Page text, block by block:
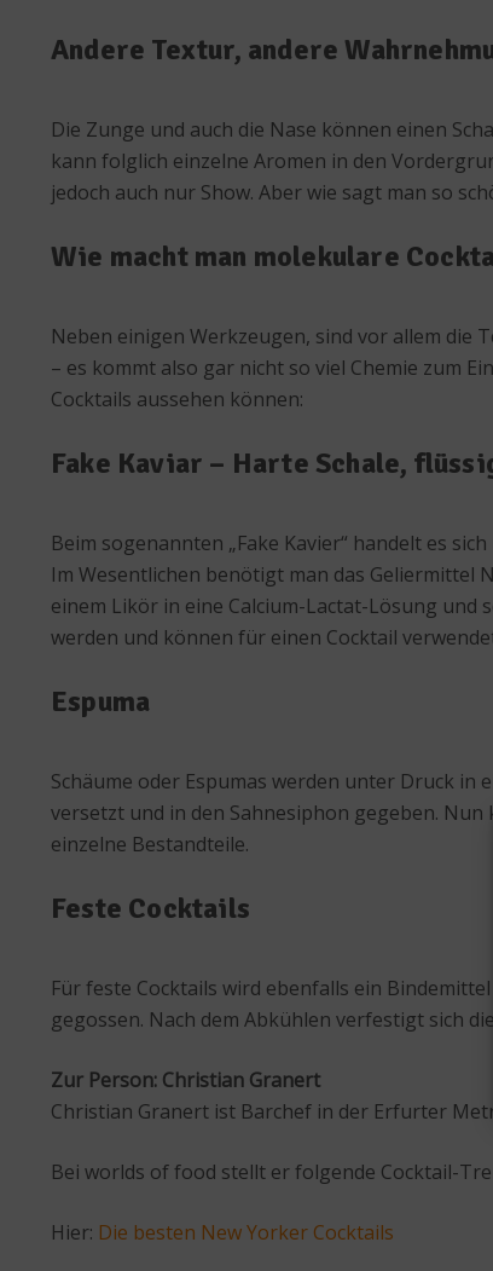
Andere Textur, andere
Die Zunge und auch die Nase können einen
kann folglich einzelne Aromen in den
jedoch auch nur Show. Aber wie sagt man so
Wie macht man molekulare
Neben einigen Werkzeugen, sind vor allem die
– es kommt also gar nicht so viel Chemie zum
Cocktails aussehen können:
Fake Kaviar – Harte Schale,
Beim sogenannten „Fake Kavier“ handelt es
Im Wesentlichen benötigt man das Geliermittel
einem Likör in eine Calcium-Lactat-Lösung und
werden und können für einen Cocktail
Espuma
Schäume oder Espumas werden unter Druck
versetzt und in den Sahnesiphon gegeben.
einzelne Bestandteile.
Feste Cocktails
Für feste Cocktails wird ebenfalls ein
gegossen. Nach dem Abkühlen verfestigt sich
Zur Person: Christian Granert
Christian Granert ist Barchef in der Erfurter
Bei worlds of food stellt er folgende Cocktail-
Hier: Die besten New Yorker Cocktails